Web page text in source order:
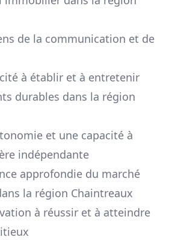
de la communication et de
à établir et à entretenir
durables dans la région
et une capacité à
indépendante
approfondie du marché
la région Chaintreaux
à réussir et à atteindre